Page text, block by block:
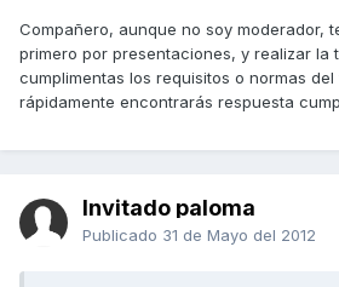
Compañero, aunque no soy moderador,
primero por presentaciones, y realizar la
cumplimentas los requisitos o normas
rápidamente encontrarás respuesta
Invitado paloma
Publicado 31 de Mayo del 2012